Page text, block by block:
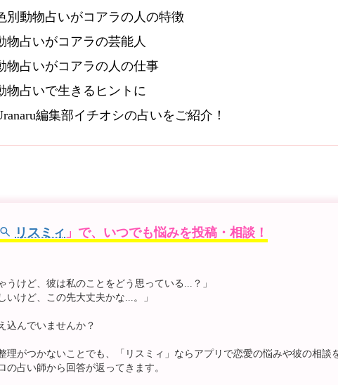
別動物占いがコアラの人の特徴
物占いがコアラの芸能人
物占いがコアラの人の仕事
物占いで生きるヒントに
編集部イチオシの占いをご紹介！
リスミィ 」で、いつでも悩みを投稿・相談！
うけど、彼は私のことをどう思っている...？」
いけど、この先大丈夫かな...。」
込んでいませんか？
理がつかないことでも、「リスミィ」ならアプリで恋愛の悩みや彼の相談
の占い師から回答が返ってきます。